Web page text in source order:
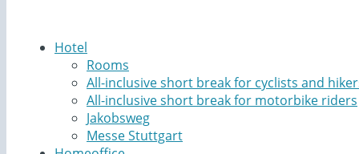
Hotel
Rooms
All-inclusive short break for cyclists and
All-inclusive short break for motorbike riders
Jakobsweg
Messe Stuttgart